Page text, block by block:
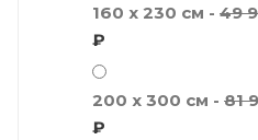
160 x 230 см - 49
₽
200 x 300 см - 81
₽